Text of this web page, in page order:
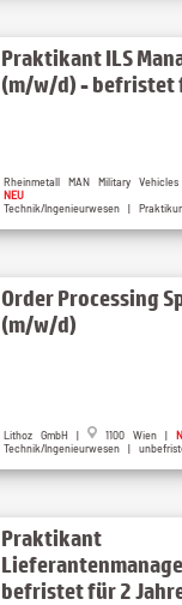
Praktikant ILS
(m/w/d) - befristet
Rheinmetall MAN Military
NEU
Technik/Ingenieurwesen |
Order Processing
(m/w/d)
Lithoz GmbH | 1100 Wien |
Technik/Ingenieurwesen |
Praktikant
befristet für 2